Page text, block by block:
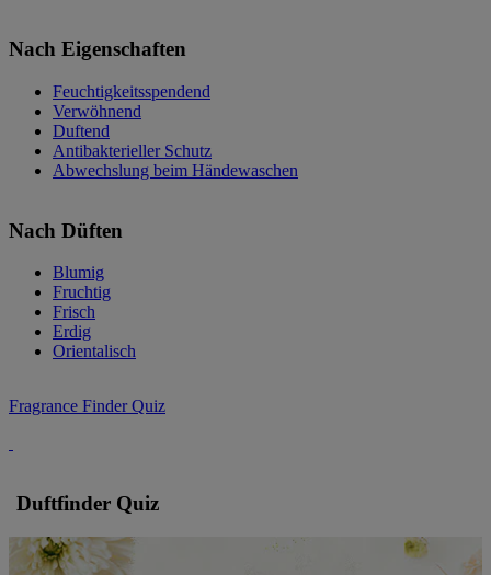
Nach Eigenschaften
Feuchtigkeitsspendend
Verwöhnend
Duftend
Antibakterieller Schutz
Abwechslung beim Händewaschen
Nach Düften
Blumig
Fruchtig
Frisch
Erdig
Orientalisch
Fragrance Finder Quiz
Duftfinder Quiz